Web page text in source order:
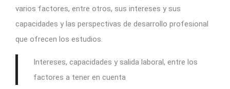
varios factores, entre otros, sus intereses y sus
capacidades y las perspectivas de desarrollo profesional
que ofrecen los estudios.
Intereses, capacidades y salida laboral, entre los
factores a tener en cuenta